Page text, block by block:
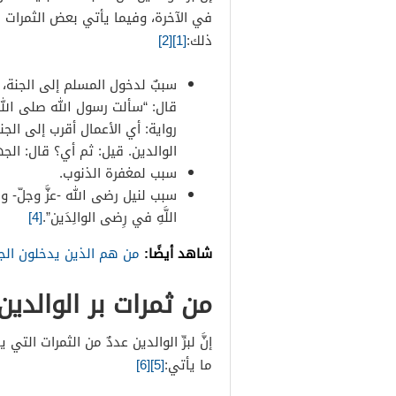
في الآخرة، وفيما يأتي بعض الثمرات
ذلك:[1]
[2]
سببٌ لدخول المسلم إلى
قال: “سألت رسول الله صلى
رواية: أي الأعمال أقرب إلى
الوالدين. قيل: ثم أي؟ قال:
سبب لمغفرة الذنوب.
سبب لنيل رضى الله -عزَّ وجلّ-
اللَّهِ في رِضى الوالِدَين”.[4]
شاهد أيضًا: من هم الذين يدخلون
من ثمرات بر
إنَّ لبرِّ الوالدين عددٌ من الثمرات
ما يأتي:[5]
[6]